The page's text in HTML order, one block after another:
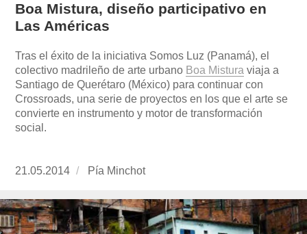
Boa Mistura, diseño participativo en
Las Américas
Tras el éxito de la iniciativa Somos Luz (Panamá), el
colectivo madrileño de arte urbano Boa Mistura viaja a
Santiago de Querétaro (México) para continuar con
Crossroads, una serie de proyectos en los que el arte se
convierte en instrumento y motor de transformación
social.
Publicado
21.05.2014 https://www.experimenta.es/author/pia/
Pía Minchot